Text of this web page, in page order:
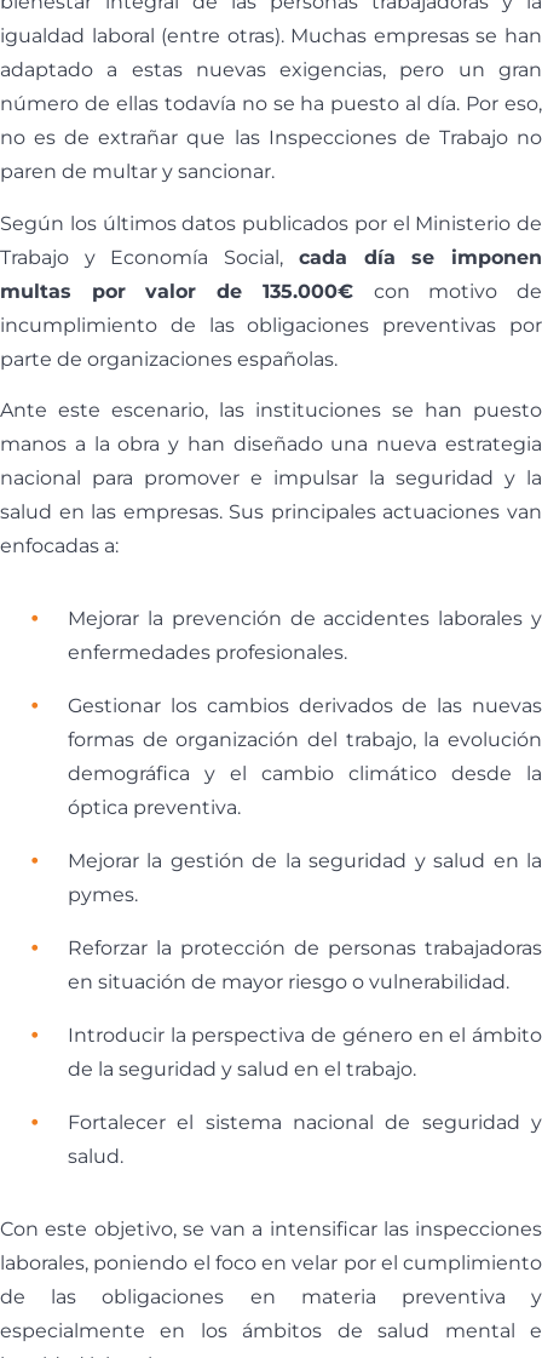
igualdad laboral (entre otras). Muchas empresas se han
adaptado a estas nuevas exigencias, pero un gran
número de ellas todavía no se ha puesto al día. Por eso,
no es de extrañar que las Inspecciones de Trabajo no
paren de multar y sancionar.
Según los últimos datos publicados por el Ministerio de
Trabajo y Economía Social, cada día se imponen
multas por valor de 135.000€ con motivo de
incumplimiento de las obligaciones preventivas por
parte de organizaciones españolas.
Ante este escenario, las instituciones se han puesto
manos a la obra y han diseñado una nueva estrategia
nacional para promover e impulsar la seguridad y la
salud en las empresas. Sus principales actuaciones van
enfocadas a:
Mejorar la prevención de accidentes laborales y
enfermedades profesionales.
Gestionar los cambios derivados de las nuevas
formas de organización del trabajo, la evolución
demográfica y el cambio climático desde la
óptica preventiva.
Mejorar la gestión de la seguridad y salud en la
pymes.
Reforzar la protección de personas trabajadoras
en situación de mayor riesgo o vulnerabilidad.
Introducir la perspectiva de género en el ámbito
de la seguridad y salud en el trabajo.
Fortalecer el sistema nacional de seguridad y
salud.
Con este objetivo, se van a intensificar las inspecciones
laborales, poniendo el foco en velar por el cumplimiento
de las obligaciones en materia preventiva y
especialmente en los ámbitos de salud mental e